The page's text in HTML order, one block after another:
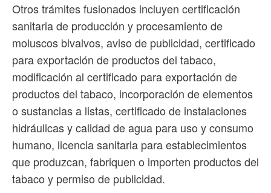
Otros trámites fusionados incluyen certificación
sanitaria de producción y procesamiento de
moluscos bivalvos, aviso de publicidad, certificado
para exportación de productos del tabaco,
modificación al certificado para exportación de
productos del tabaco, incorporación de elementos
o sustancias a listas, certificado de instalaciones
hidráulicas y calidad de agua para uso y consumo
humano, licencia sanitaria para establecimientos
que produzcan, fabriquen o importen productos del
tabaco y permiso de publicidad.